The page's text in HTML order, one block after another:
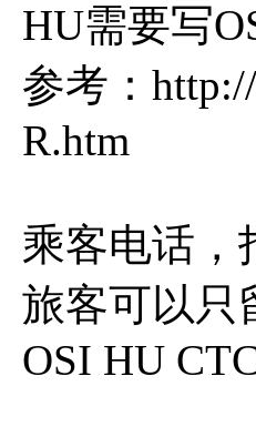
HU需要写
参考：
R.htm
乘客电话，
旅客可以只
OSI HU